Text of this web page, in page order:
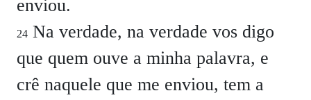
enviou.
24 Na verdade, na verdade vos digo
que quem ouve a minha palavra, e
crê naquele que me enviou, tem a